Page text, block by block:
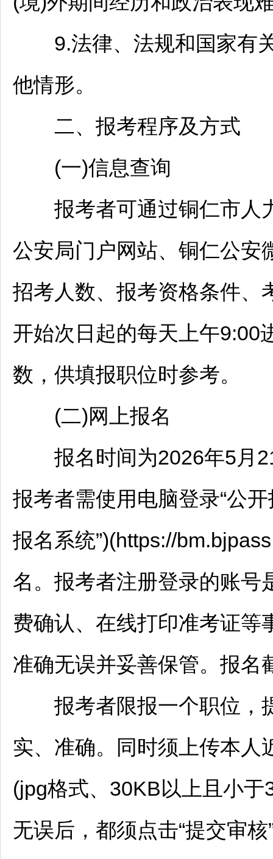
9.法律、法规和国家有关
他情形。
二、报考程序及方式
(一)信息查询
报考者可通过铜仁市人
公安局门户网站、 铜仁公安
招考人数、报考资格条件、
开始次日起的每天上午9:00
数，供填报职位时参考。
(二)网上报名
报名时间为2026年5月
报考者需使用电脑登录“公开
报名系统”)(https://
名。报考者注册登录的账号
费确认、在线打印准考证等
准确无误并妥善保管。报名
报考者限报一个职位，
实、准确。同时须上传本人
(jpg格式、30KB以上且小
无误后，都须点击“提交审